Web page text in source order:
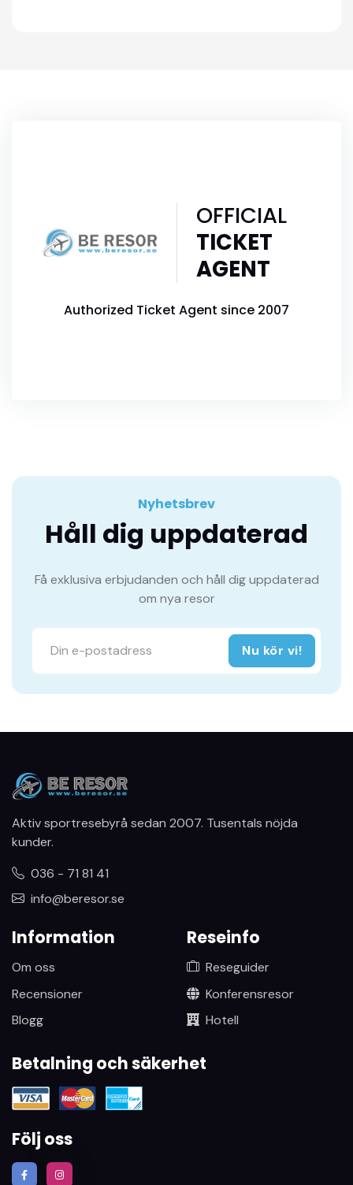
OFFICIAL
TICKET
AGENT
Authorized Ticket Agent since 2007
Nyhetsbrev
Håll dig uppdaterad
Få exklusiva erbjudanden och håll dig uppdaterad
om nya resor
Nu kör vi!
Aktiv sportresebyrå sedan 2007. Tusentals nöjda
kunder.
036 - 71 81 41
info@beresor.se
Information
Om oss
Recensioner
Blogg
Reseinfo
Reseguider
Konferensresor
Hotell
Betalning och säkerhet
Följ oss